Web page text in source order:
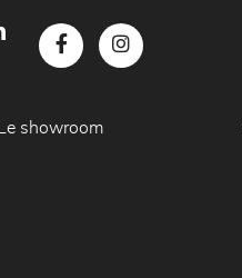
Le showroom